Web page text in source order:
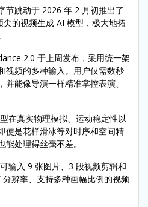
节跳动于 2026 年 2 月初推出了
尖的视频生成 AI 模型，极大地拓
2.0 于上周发布，采用统一架
视频的多种输入。用户仅需数秒
能像导演一样精准掌控表演、
在真实物理模拟、运动稳定性以
使是花样滑冰等对时序和空间精
处理得丝毫不差。
输入 9 张图片、3 段视频剪辑和
辨率、支持多种画幅比例的视频